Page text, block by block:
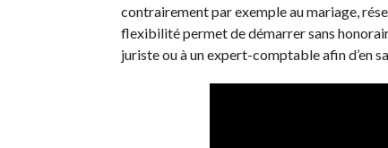
contrairement par exemple au mariage,
flexibilité permet de démarrer sans
juriste ou à un expert-comptable afin d’en